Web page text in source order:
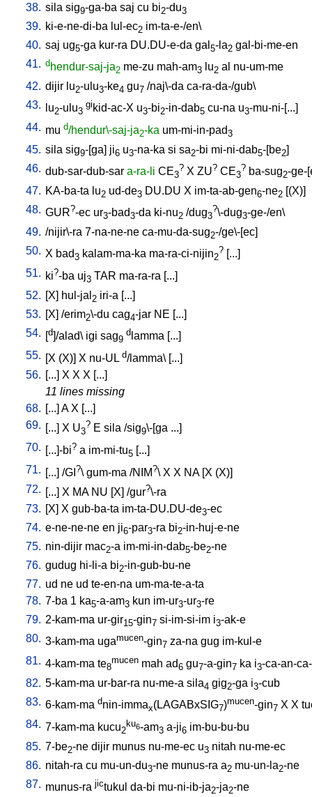
38. sila sig9-ga-ba saj cu bi2-du3
39. ki-e-ne-di-ba lul-ec2 im-ta-e-/en\
40. saj ug5-ga kur-ra DU.DU-e-da gal 5-la2 gal-bi-me-en
41. dhendur-saj-ja2 me-zu mah-am3 lu2 al nu-um-me
42. dijir lu2-ulu3-ke4 gu7 /naj\-da ca-ra-da-/gub\
43.
lu2-ulu3
gi kid-ac-X u3-bi2-in-dab5 cu-na u3-mu-ni-[...]
44. mu d/hendur\-saj-ja2-ka um-mi-in-pad3
45. sila sig9-[ga] ji6 u3-na-ka si sa2-bi mi-ni-dab5-[be2]
46. dub-sar-dub-sar a-ra-li CE3
? X ZU? CE3
? ba-sug2-ge-
47. KA-ba-ta lu2 ud-de3 DU.DU X im-ta-ab-gen6-ne2 [(X)]
48. GUR?-ec ur3-bad3-da ki-nu2 /dug3
?\-dug3-ge-/en\
49. /nijir\-ra 7-na-ne-ne ca-mu-da-sug2-/ge\-[ec]
50. X bad3 kalam-ma-ka ma-ra-ci-nijin2
? [...]
51. ki?-ba uj3 TAR ma-ra-ra [...]
52. [X] hul-jal 2 iri-a [...]
53. [X] /erim2\-du cag4-jar NE [...]
54. [d]/alad\ igi sag9
d lamma [...]
55. [X (X)] X nu-UL d/lamma\ [...]
56. [...] X X X [...]
11 lines missing
68. [...] A X [...]
69. [...] X U3
? E sila /sig9\-[ga ...]
70. [...]-bi? a im-mi-tu5 [...]
71. [...] /GI ?\ gum-ma /NIM?\ X X NA[X (X)]
72. [...] X MA NU [X] /gur?\-ra
73. [X] X gub-ba-ta im-ta-DU.DU-de3-ec
74. e-ne-ne-ne en ji6-par3-ra bi2-in-huj-e-ne
75. nin-dijir mac2-a im-mi-in-dab5-be2-ne
76. gudug hi-li-a bi2-in-gub-bu-ne
77. ud ne ud te-en-na um-ma-te-a-ta
78. 7-ba 1 ka5-a-am3 kun im-ur3-ur3-re
79. 2-kam-ma ur-gir15-gin7 si-im-si-im i3-ak-e
80. 3-kam-ma ugamucen-gin7 za-na gug im-kul-e
81. 4-kam-ma te8
mucen mah ad6 gu7-a-gin7 ka i3-ca-an-
82. 5-kam-ma ur-bar-ra nu-me-a sila4 gig2-ga i3-cub
83. 6-kam-ma dnin-immax(LAGABxSIG7)mucen-gin7 X X
84. 7-kam-ma kucu2
ku6-am3 a-ji6 im-bu-bu-bu
85. 7-be2-ne dijir munus nu-me-ec u3 nitah nu-me-ec
86. nitah-ra cu mu-un-du3-ne munus-ra a2 mu-un-la2-ne
87. munus-ra jictukul da-bi mu-ni-ib-ja2-ja2-ne